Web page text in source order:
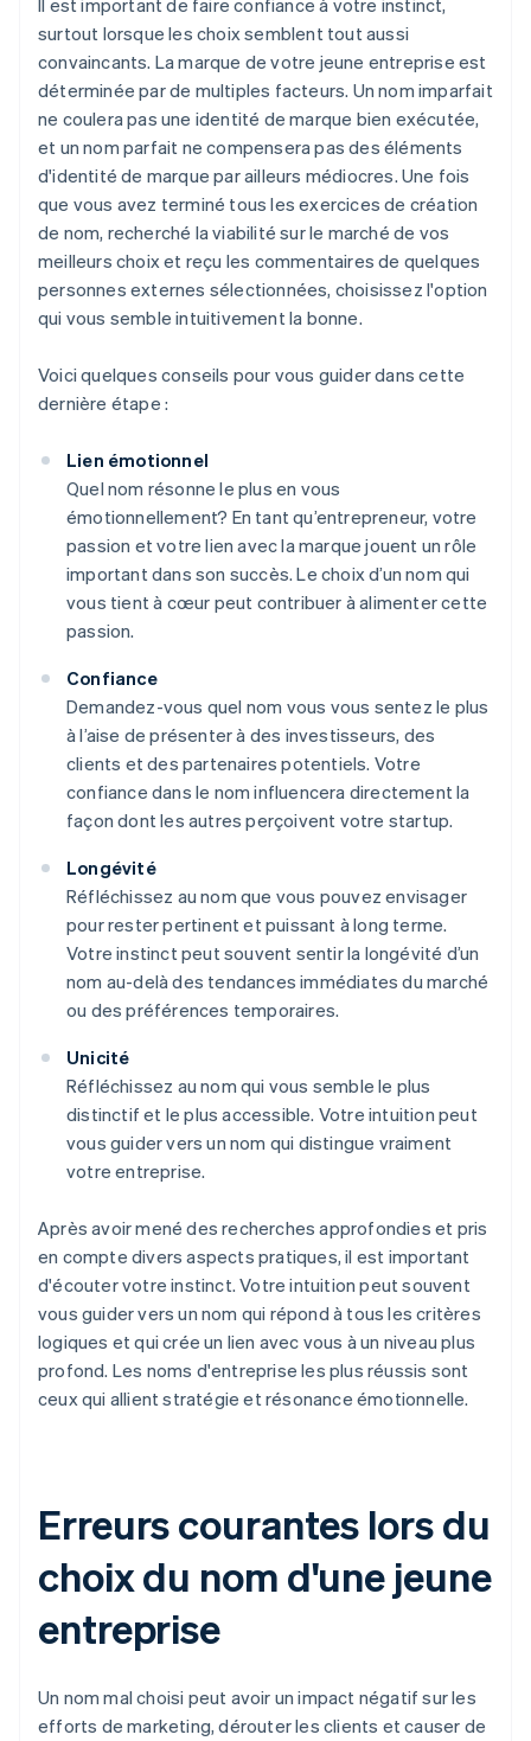
Il est important de faire confiance à votre instinct,
surtout lorsque les choix semblent tout aussi
convaincants. La marque de votre jeune entreprise est
déterminée par de multiples facteurs. Un nom imparfait
ne coulera pas une identité de marque bien exécutée,
et un nom parfait ne compensera pas des éléments
d'identité de marque par ailleurs médiocres. Une fois
que vous avez terminé tous les exercices de création
de nom, recherché la viabilité sur le marché de vos
meilleurs choix et reçu les commentaires de quelques
personnes externes sélectionnées, choisissez l'option
qui vous semble intuitivement la bonne.
Voici quelques conseils pour vous guider dans cette
dernière étape :
Lien émotionnel
Quel nom résonne le plus en vous
émotionnellement? En tant qu’entrepreneur, votre
passion et votre lien avec la marque jouent un rôle
important dans son succès. Le choix d’un nom qui
vous tient à cœur peut contribuer à alimenter cette
passion.
Confiance
Demandez-vous quel nom vous vous sentez le plus
à l’aise de présenter à des investisseurs, des
clients et des partenaires potentiels. Votre
confiance dans le nom influencera directement la
façon dont les autres perçoivent votre startup.
Longévité
Réfléchissez au nom que vous pouvez envisager
pour rester pertinent et puissant à long terme.
Votre instinct peut souvent sentir la longévité d’un
nom au-delà des tendances immédiates du marché
ou des préférences temporaires.
Unicité
Réfléchissez au nom qui vous semble le plus
distinctif et le plus accessible. Votre intuition peut
vous guider vers un nom qui distingue vraiment
votre entreprise.
Après avoir mené des recherches approfondies et pris
en compte divers aspects pratiques, il est important
d'écouter votre instinct. Votre intuition peut souvent
vous guider vers un nom qui répond à tous les critères
logiques et qui crée un lien avec vous à un niveau plus
profond. Les noms d'entreprise les plus réussis sont
ceux qui allient stratégie et résonance émotionnelle.
Erreurs courantes lors du
choix du nom d'une jeune
entreprise
Un nom mal choisi peut avoir un impact négatif sur les
efforts de marketing, dérouter les clients et causer de